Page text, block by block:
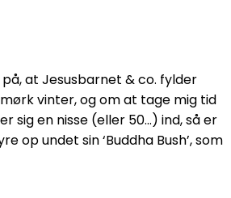
at Jesusbarnet & co. fylder
vinter, og om at tage mig tid
sig en nisse (eller 50…) ind, så er
undet sin ‘Buddha Bush’, som